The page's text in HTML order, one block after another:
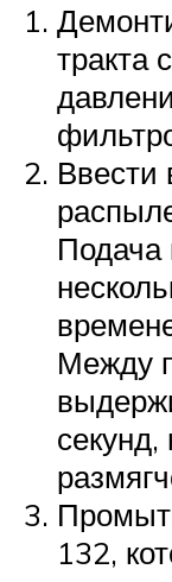
тракта
Ввести
Подача
Между
132,